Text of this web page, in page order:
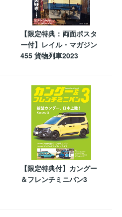
【限定特典：両面ポスタ
ー付】レイル・マガジン
455 貨物列車2023
【限定特典付】カングー
＆フレンチミニバン3